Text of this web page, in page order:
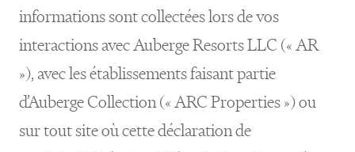
informations sont collectées lors de vos
interactions avec Auberge Resorts LLC (« AR
»), avec les établissements faisant partie
d’Auberge Collection (« ARC Properties ») ou
sur tout site où cette déclaration de